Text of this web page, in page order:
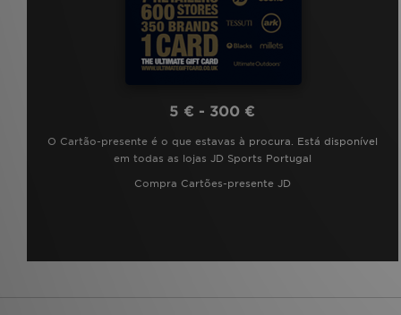
5 € - 300 €
O Cartão-presente é o que estavas à procura. Está disponível
em todas as lojas JD Sports Portugal
Compra Cartões-presente JD